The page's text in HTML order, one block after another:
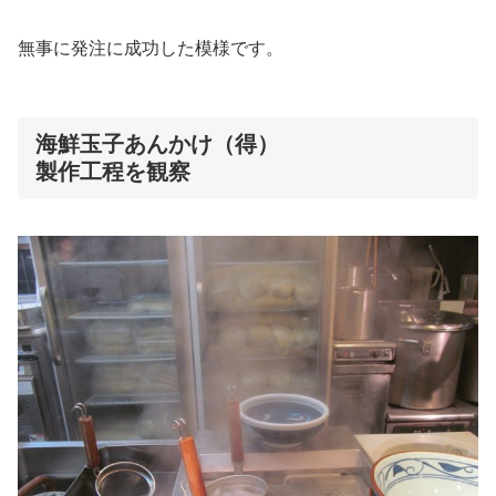
無事に発注に成功した模様です。
海鮮玉子あんかけ（得）
製作工程を観察